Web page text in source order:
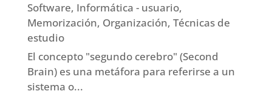
Software, Informática - usuario,
Memorización, Organización, Técnicas de
estudio
El concepto "segundo cerebro" (Second
Brain) es una metáfora para referirse a un
sistema o...